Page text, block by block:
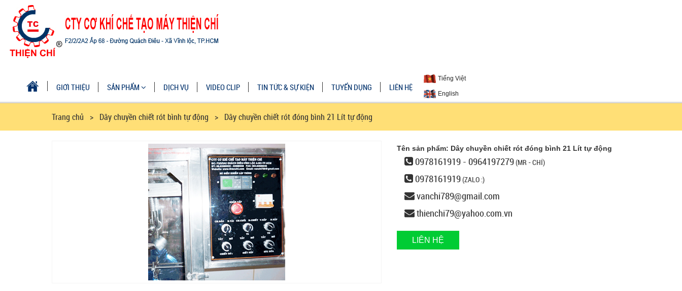
GIỚI THIỆU SẢN PHẨM DỊCH VỤ VIDEO CLIP TIN TỨC & SỰ KIỆN TUYỂN DỤNG LIÊN HỆ
Tiếng Việt
English
Trang chủ > Dây chuyền chiết rót bình tự động > Dây chuyền chiết rót đóng bình 21 Lít tự động
Tên sản phẩm: Dây chuyền chiết rót đóng bình 21 Lít tự động
0978161919 - 0964197279(MR - CHÍ)
0978161919(ZALO :)
vanchi789@gmail.com
thienchi79@yahoo.com.vn
LIÊN HỆ